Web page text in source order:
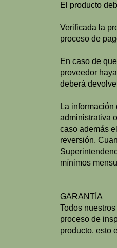
El producto
Verificada la
proceso de
En caso de
proveedor
deberá
La
administrativa
caso además
reversión.
mínimos
GARANTÍA
Todos
proceso de
producto, esto